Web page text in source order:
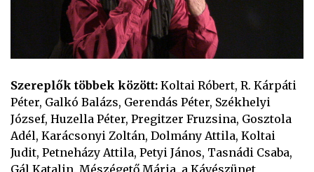
Szereplők többek között: Koltai Róbert, R. Kárpáti
Péter, Galkó Balázs, Gerendás Péter, Székhelyi
József, Huzella Péter, Pregitzer Fruzsina, Gosztola
Adél, Karácsonyi Zoltán, Dolmány Attila, Koltai
Judit, Petneházy Attila, Petyi János, Tasnádi Csaba,